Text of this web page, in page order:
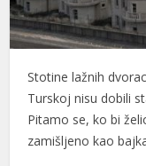
Stotine lažnih
Turskoj nisu dobili
Pitamo se, ko bi
zamišljeno kao